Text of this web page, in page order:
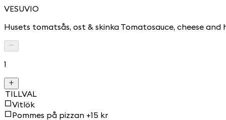
VESUVIO
Husets tomatsås, ost & skinka Tomatosauce, cheese and
1
TILLVAL
Vitlök
Pommes på pizzan +15 kr